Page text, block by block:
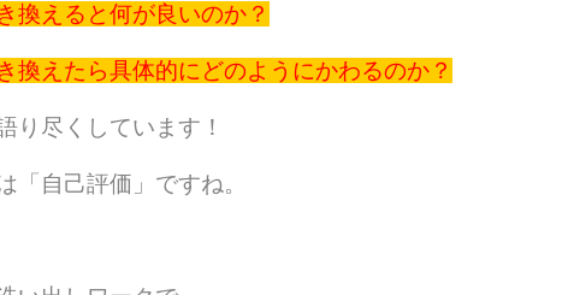
換えると何が良いのか？
換えたら具体的にどのようにかわるのか？
り尽くしています！
「自己評価」ですね。